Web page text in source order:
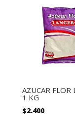
AZUCAR FLOR
1 KG
$2.400